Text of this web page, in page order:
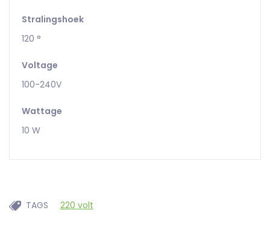
Stralingshoek
120 °
Voltage
100-240V
Wattage
10 W
TAGS 220 volt